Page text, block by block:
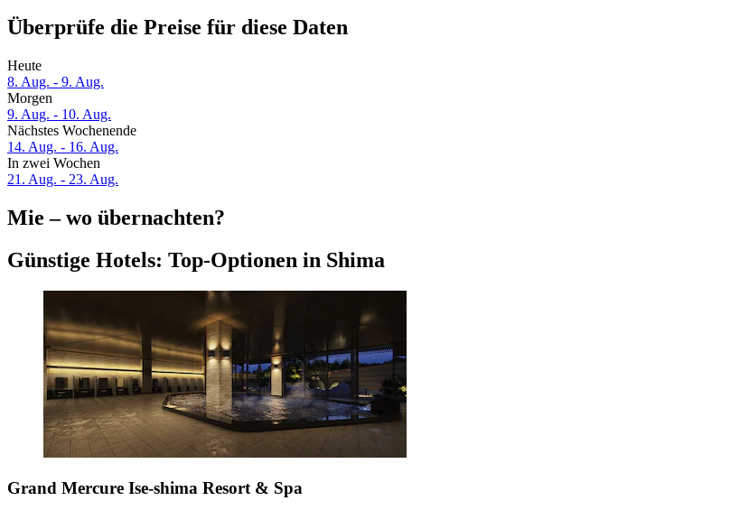
Überprüfe die Preise für diese Daten
Heute
8. Aug. - 9. Aug.
Morgen
9. Aug. - 10. Aug.
Nächstes Wochenende
14. Aug. - 16. Aug.
In zwei Wochen
21. Aug. - 23. Aug.
Mie – wo übernachten?
Günstige Hotels: Top-Optionen in Shima
Grand Mercure Ise-shima Resort & Spa